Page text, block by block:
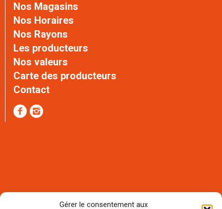
Gérer le consentement aux
Nos Magasins
Nos Horaires
Nos Rayons
Les producteurs
Nos valeurs
Carte des producteurs
Contact